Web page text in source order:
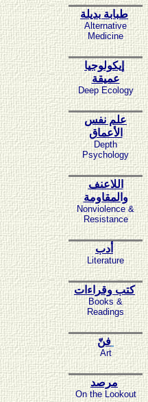
طبابة بديلة
Alternative
Medicine
إيكولوجيا
عميقة
Deep Ecology
علم نفس
الأعماق
Depth
Psychology
اللاعنف
والمقاومة
Nonviolence &
Resistance
أدب
Literature
كتب وقراءات
Books &
Readings
فنّ
Art
مرصد
On the Lookout